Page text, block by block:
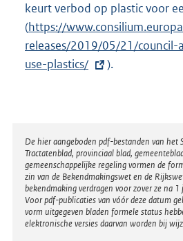
n
k
keurt verbod op plastic voor
(E
x
t
e
l
i
n
k
:
https://
releases/2019/05/21/
use-plastics/
).
Disclaimer
De hier aangeboden pdf-bestanden van het
Tractatenblad, provinciaal blad,
gemeenschappelijke regeling vormen de
zin van de Bekendmakingswet en de
bekendmaking verdragen voor zover ze na
Voor pdf-publicaties van vóór deze datum
vorm uitgegeven bladen formele status
elektronische versies daarvan worden bij